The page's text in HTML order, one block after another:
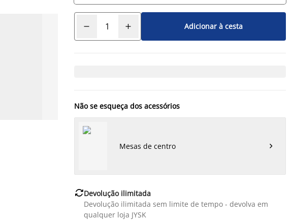
Adicionar à cesta
Não se esqueça dos acessórios
Mesas de centro 
Devolução ilimitada
Devolução ilimitada sem limite de tempo - devolva em
qualquer loja JYSK